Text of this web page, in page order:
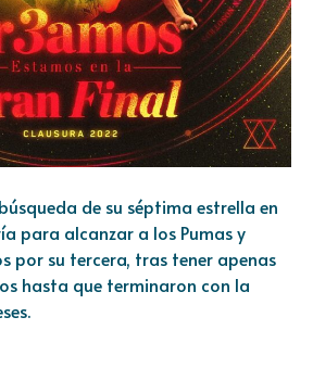
de su séptima estrella en
para alcanzar a los Pumas y
por su tercera, tras tener apenas
hasta que terminaron con la